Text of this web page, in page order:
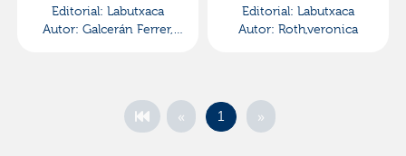
Editorial: Labutxaca
Autor: Galcerán Ferrer,
Editorial: Labutxaca
Autor: Roth,veronica
« 1 »